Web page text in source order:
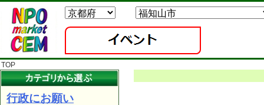
TOP
行政にお願い